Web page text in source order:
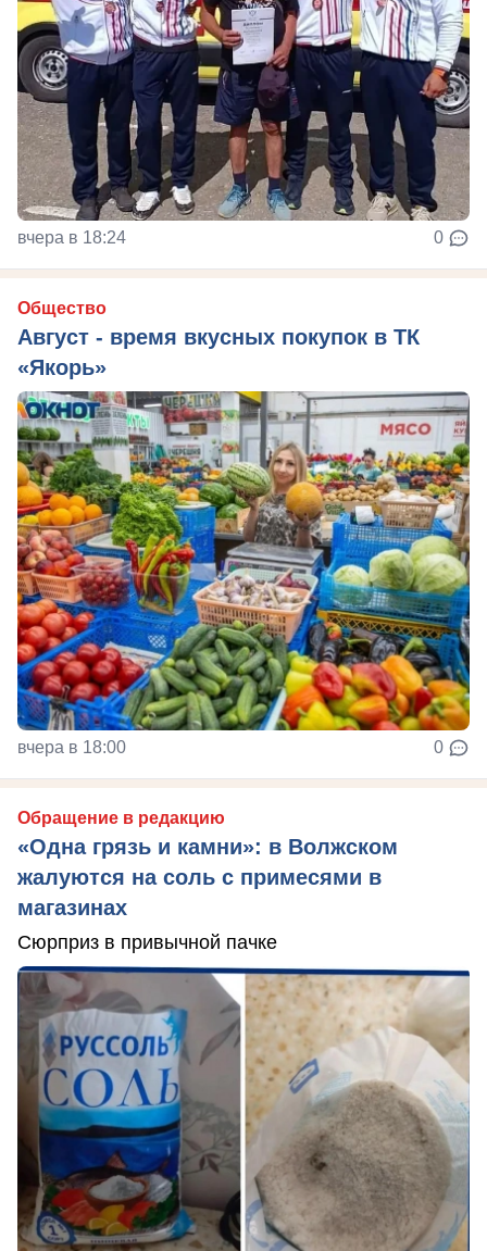
вчера в 18:24 0
Общество
Август - время вкусных покупок в ТК
«Якорь»
вчера в 18:00 0
Обращение в редакцию
«Одна грязь и камни»: в Волжском
жалуются на соль с примесями в
магазинах
Сюрприз в привычной пачке